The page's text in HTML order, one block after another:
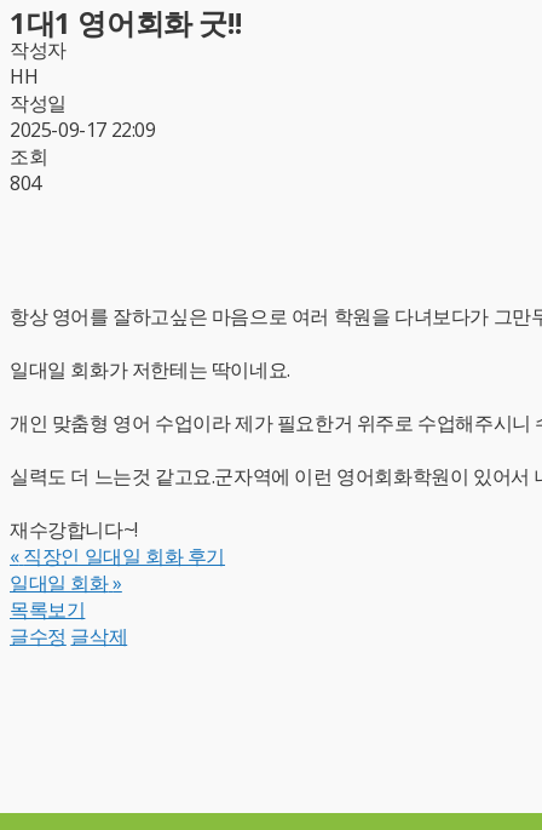
1대1 영어회화 굿!!
작성자
HH
작성일
2025-09-17 22:09
조회
804
항상 영어를 잘하고싶은 마음으로 여러 학원을 다녀보다가 그만
일대일 회화가 저한테는 딱이네요.
개인 맞춤형 영어 수업이라 제가 필요한거 위주로 수업해주시니
실력도 더 느는것 같고요.군자역에 이런 영어회화학원이 있어서
재수강합니다~!
«직장인 일대일 회화 후기
일대일 회화»
목록보기
글수정 글삭제